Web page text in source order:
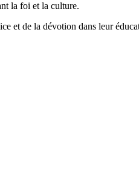
la foi et la culture.
et de la dévotion dans leur